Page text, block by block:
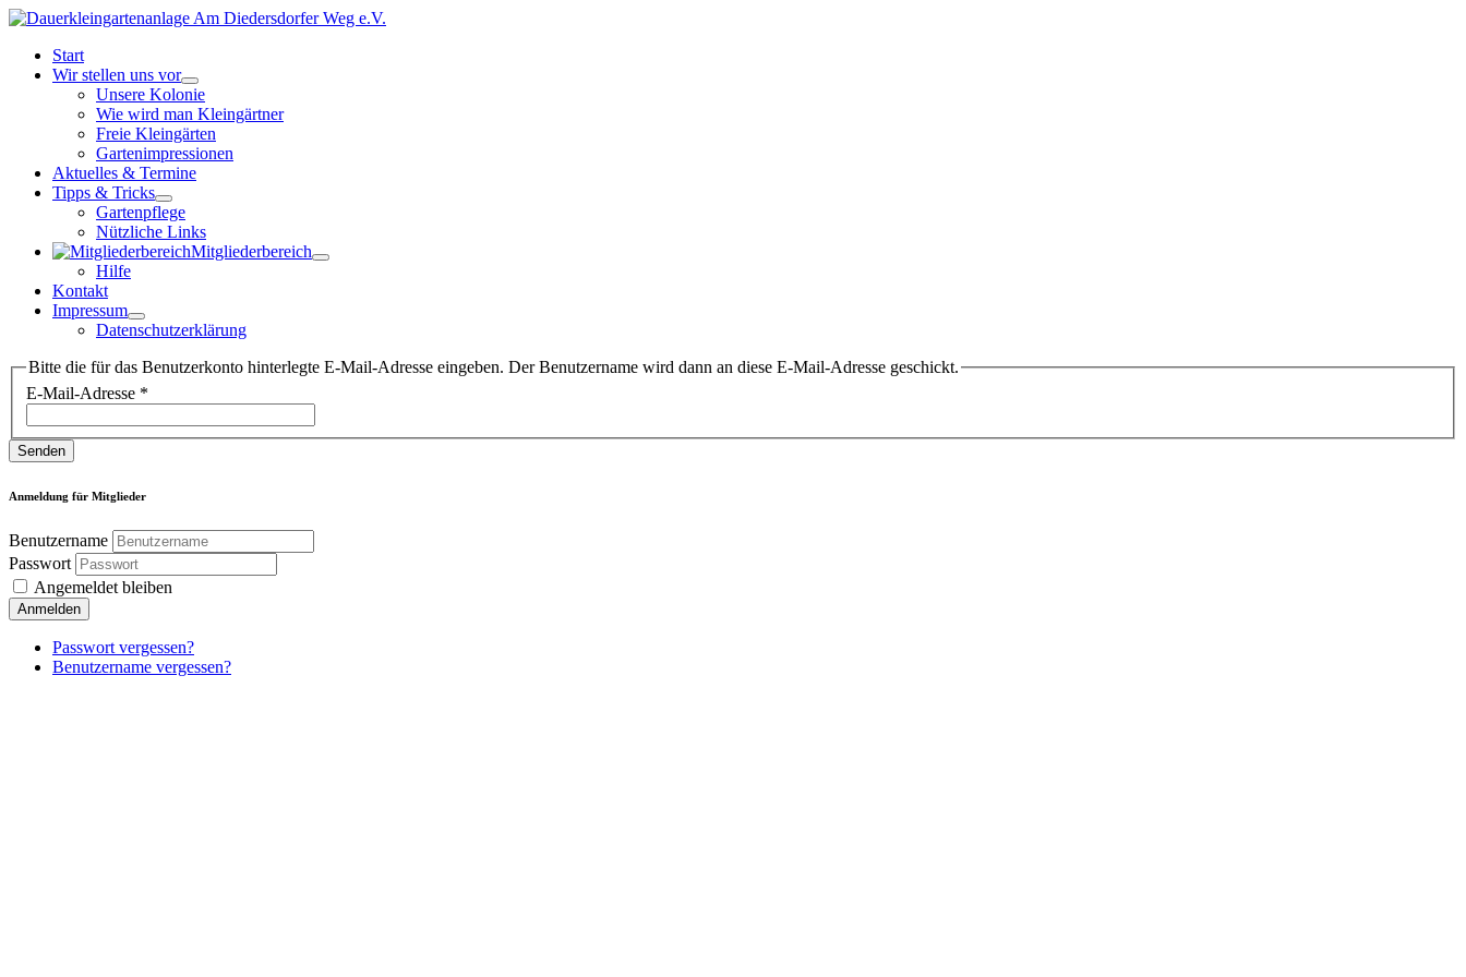
Start
Wir stellen uns vor
Unsere Kolonie
Wie wird man Kleingärtner
Freie Kleingärten
Gartenimpressionen
Aktuelles & Termine
Tipps & Tricks
Gartenpflege
Nützliche Links
Mitgliederbereich
Hilfe
Kontakt
Impressum
Datenschutzerklärung
Bitte die für das Benutzerkonto hinterlegte E-Mail-Adresse eingeben. Der Benutzername wird dann an diese E-Mail-Adresse geschickt.
E-Mail-Adresse *
Senden
Anmeldung für Mitglieder
Benutzername
Passwort
Angemeldet bleiben
Anmelden
Passwort vergessen?
Benutzername vergessen?